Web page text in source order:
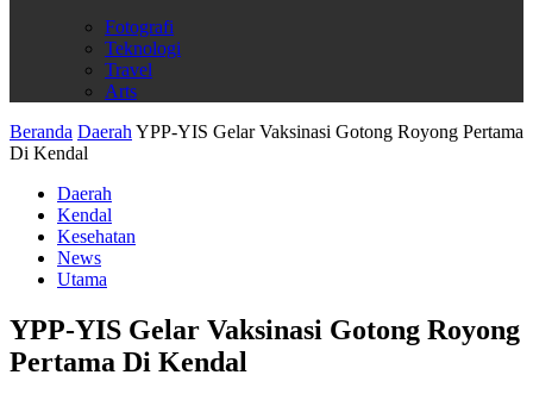
Fotografi
Teknologi
Travel
Arts
Beranda Daerah YPP-YIS Gelar Vaksinasi Gotong Royong Pertama
Di Kendal
Daerah
Kendal
Kesehatan
News
Utama
YPP-YIS Gelar Vaksinasi Gotong Royong
Pertama Di Kendal